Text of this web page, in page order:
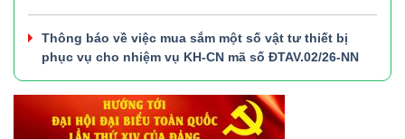
Thông báo về việc mua sắm một số vật tư thiết bị
phục vụ cho nhiệm vụ KH-CN mã số ĐTAV.02/26-NN